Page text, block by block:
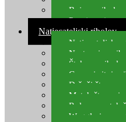
Boje za
Provjereni
Natjecateljski ribolov
Natjecateljske
Nastavci za
Šteke za ribolov
Gume i sitni
Držači
Match štapovi
Role za match
Waggleri za